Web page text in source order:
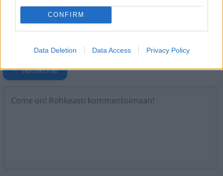
CONFIRM
Data Deletion Data Access Privacy Policy
Heräsikö ajatuksia? Kerro mielipiteesi.
sääntöihin.
✨ Nimikone